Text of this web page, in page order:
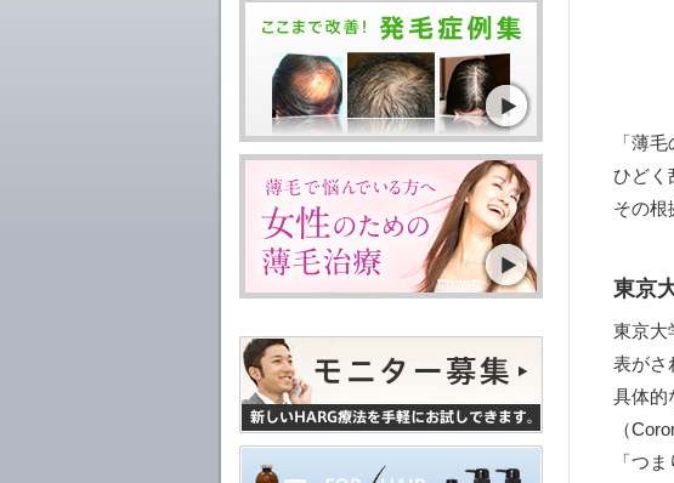
「薄
ひどく
その根
東京
東京大
表がさ
具体的
（
「つ